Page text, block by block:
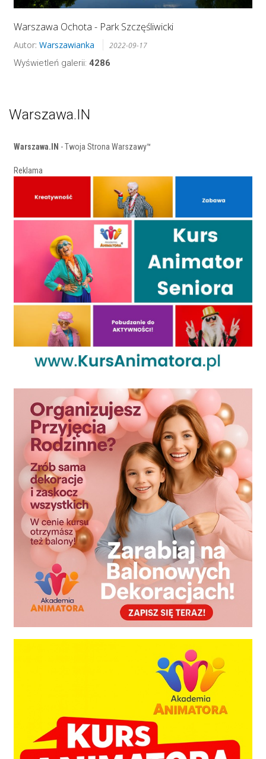
Warszawa Ochota - Park Szczęśliwicki
Autor: Warszawianka 2022-09-17
Wyświetleń galerii: 4286
Warszawa.IN
Warszawa.IN - Twoja Strona Warszawy™
Reklama